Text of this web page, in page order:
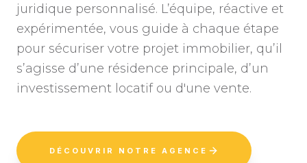
juridique personnalisé. L’équipe, réactive et
expérimentée, vous guide à chaque étape
pour sécuriser votre projet immobilier, qu’il
s’agisse d’une résidence principale, d’un
investissement locatif ou d'une vente.
DÉCOUVRIR NOTRE AGENCE